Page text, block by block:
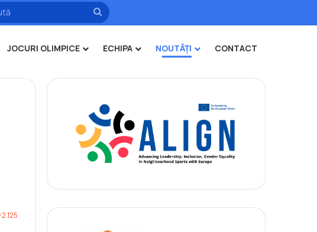
Caută
JOCURI OLIMPICE ECHIPA NOUTĂȚI CONTACT
2.125